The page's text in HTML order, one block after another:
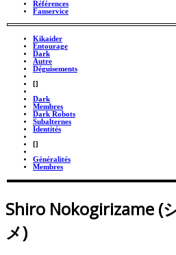
Références
Fanservice
Kikaider
Entourage
Dark
Autre
Déguisements
[]
Dark
Membres
Dark Robots
Subalternes
Identités
[]
Généralités
Membres
Shiro Nokogirizame (
メ)